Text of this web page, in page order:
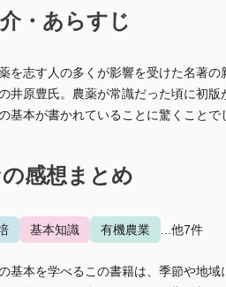
・あらすじ
を志す人の多くが影響を受けた名著
井原豊氏。農薬が常識だった頃に初
基本が書かれていることに驚くことで
感想まとめ
基本知識 有機農業 ...他7件
基本を学べるこの書籍は、季節や地